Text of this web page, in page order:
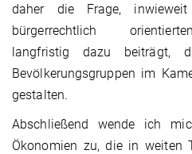
daher die Frage,
bürgerrechtlich
langfristig dazu beiträgt,
Bevölkerungsgruppen im
gestalten.
Abschließend wende ich
Ökonomien zu, die in weiten